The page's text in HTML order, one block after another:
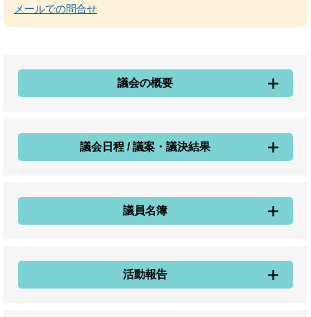
メールでの問合せ
議会の概要
議会日程 / 議案・議決結果
議員名簿
活動報告